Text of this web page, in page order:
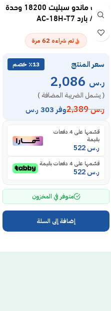
مكيف ماندو سبليت 18200 وحدة
– حار / بارد AC-18H-T7
تم شراءه 62 مرة
سعر المنتج ٪13 خصم
ر.س
( يشمل الضريبة المضافة )
ر.س2,389 وفر 303 ر.س
قسّمها على 4 دفعات
بقيمة
ر.س
قسّمها على 4 دفعات بقيمة
ر.س
متوفر في المخزون
إضافة إلى السلة